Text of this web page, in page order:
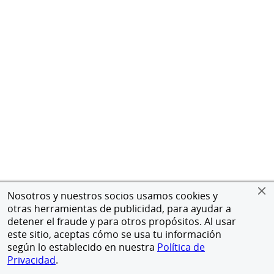
Nosotros y nuestros socios usamos cookies y
otras herramientas de publicidad, para ayudar a
detener el fraude y para otros propósitos. Al usar
este sitio, aceptas cómo se usa tu información
según lo establecido en nuestra Política de
Privacidad.